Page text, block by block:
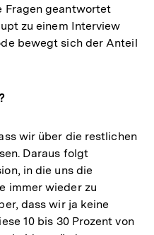
Fragen geantwortet
zu einem Interview
bewegt sich der Anteil
wir über die restlichen
Daraus folgt
in die uns die
immer wieder zu
dass wir ja keine
10 bis 30 Prozent von